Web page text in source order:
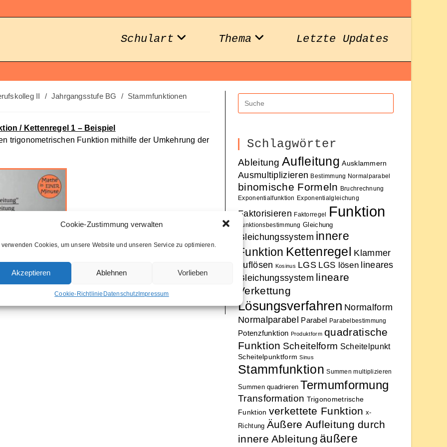
Cookie-Zustimmung verwalten
verwenden Cookies, um unsere Website und unseren Service zu optimieren.
Akzeptieren Ablehnen Vorlieben
Cookie-Richtlinie DatenschutzImpressum
Schulart Thema Letzte Updates
II / Jahrgangsstufe BG / Stammfunktionen
/ Kettenregel 1 – Beispiel
trigonometrischen Funktion mithilfe der Umkehrung der
Schlagwörter
Ableitung Aufleitung Ausklammern
Ausmultiplizieren Bestimmung Normalparabel
binomische Formeln Bruchrechnung
Exponentialfunktion Exponentialgleichung
Faktorisieren Faktorregel Funktion
Funktionsbestimmung Gleichung
Gleichungssystem innere
Funktion Kettenregel Klammer
auflösen Kosinus LGS LGS lösen lineares
Gleichungssystem lineare
Verkettung
Lösungsverfahren Normalform
Normalparabel Parabel Parabelbestimmung
Potenzfunktion Produktform quadratische
Funktion Scheitelform Scheitelpunkt
Scheitelpunktform Sinus
Stammfunktion Summen multiplizieren
Summen quadrieren Termumformung
Transformation Trigonometrische
Funktion verkettete Funktion x-
Richtung Äußere Aufleitung durch
innere Ableitung äußere